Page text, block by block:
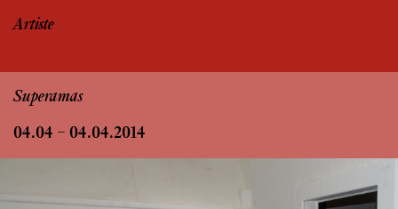
Artiste
Superamas
04.04 – 04.04.2014